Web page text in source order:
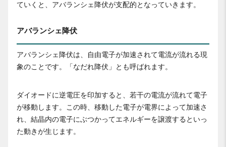
ていくと、アバランシェ降伏が支配的となっていきます。
アバランシェ降伏
アバランシェ降伏は、自由電子が加速されて電流が流れる現
象のことです。「なだれ降伏」とも呼ばれます。
ダイオードに逆電圧を印加すると、若干の電流が流れて電子
が移動します。この時、移動した電子が電界によって加速さ
れ、結晶内の電子にぶつかってエネルギーを譲渡するといっ
た動きが生じます。